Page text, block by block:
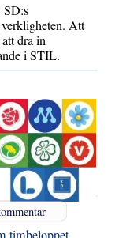
SD:s
Att
dra in
i STIL.